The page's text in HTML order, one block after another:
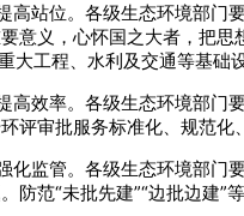
高站位。各级生态环境部门
意义，心怀国之大者，把
大工程、水利及交通等基础
高效率。各级生态环境部门
评审批服务标准化、规范化
化监管。各级生态环境部门
防范“未批先建”“边批边建”